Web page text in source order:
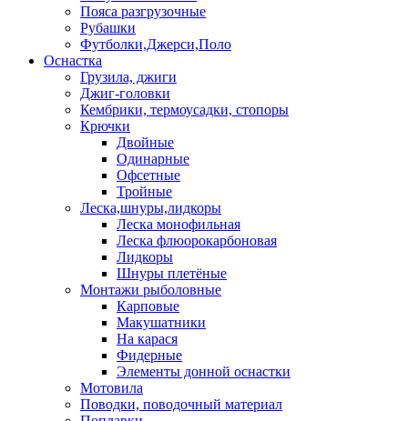
Пояса разгрузочные
Рубашки
Футболки,Джерси,Поло
Оснастка
Грузила, джиги
Джиг-головки
Кембрики, термоусадки, стопоры
Крючки
Двойные
Одинарные
Офсетные
Тройные
Леска,шнуры,лидкоры
Леска монофильная
Леска флюорокарбоновая
Лидкоры
Шнуры плетёные
Монтажи рыболовные
Карповые
Макушатники
На карася
Фидерные
Элементы донной оснастки
Мотовила
Поводки, поводочный материал